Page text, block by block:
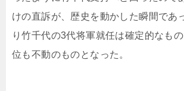
けの直訴が、歴史を動かした瞬間であ
り竹千代の3代将軍就任は確定的なも
位も不動のものとなった。